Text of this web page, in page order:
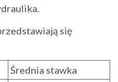
się
Średnia stawka